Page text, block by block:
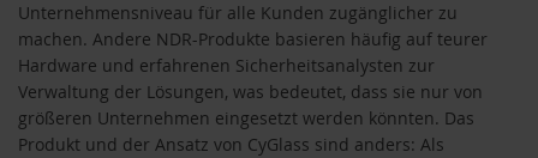
Unternehmensniveau für alle Kunden zugänglicher zu
machen. Andere NDR-Produkte basieren häufig auf teurer
Hardware und erfahrenen Sicherheitsanalysten zur
Verwaltung der Lösungen, was bedeutet, dass sie nur von
größeren Unternehmen eingesetzt werden könnten. Das
Produkt und der Ansatz von CyGlass sind anders: Als